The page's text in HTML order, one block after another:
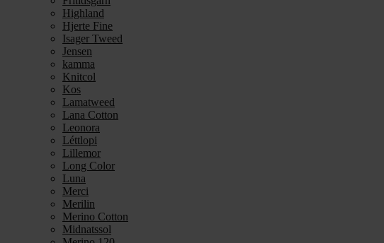
Highland
Hjerte Fine
Isager Tweed
Jensen
kamma
Knitcol
Kos
Lamatweed
Lana Cotton
Leonora
Léttlopi
Lillemor
Long Color
Luna
Merci
Merilin
Merino Cotton
Midnatssol